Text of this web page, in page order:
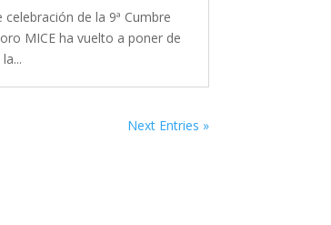
celebración de la 9ª Cumbre
MICE ha vuelto a poner de
Next Entries »